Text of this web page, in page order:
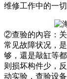
维修工作中的一切
②查验的內容：关
常见故障状况，
够，還是敲缸等
则损坏构件少，
动实验，查验设